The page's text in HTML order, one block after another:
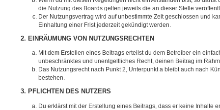
die Nutzung des Boards gelten jeweils die an dieser Stelle
Der Nutzungsvertrag wird auf unbestimmte Zeit geschlossen und
Einhaltung einer Frist jederzeit gekündigt werden.
2. EINRÄUMUNG VON NUTZUNGSRECHTEN
Mit dem Erstellen eines Beitrags erteilst du dem Betreiber ein
unbeschränktes und unentgeltliches Recht, deinen Beitrag im
Das Nutzungsrecht nach Punkt 2, Unterpunkt a bleibt auch nach
bestehen.
3. PFLICHTEN DES NUTZERS
Du erklärst mit der Erstellung eines Beitrags, dass er keine Inhalte